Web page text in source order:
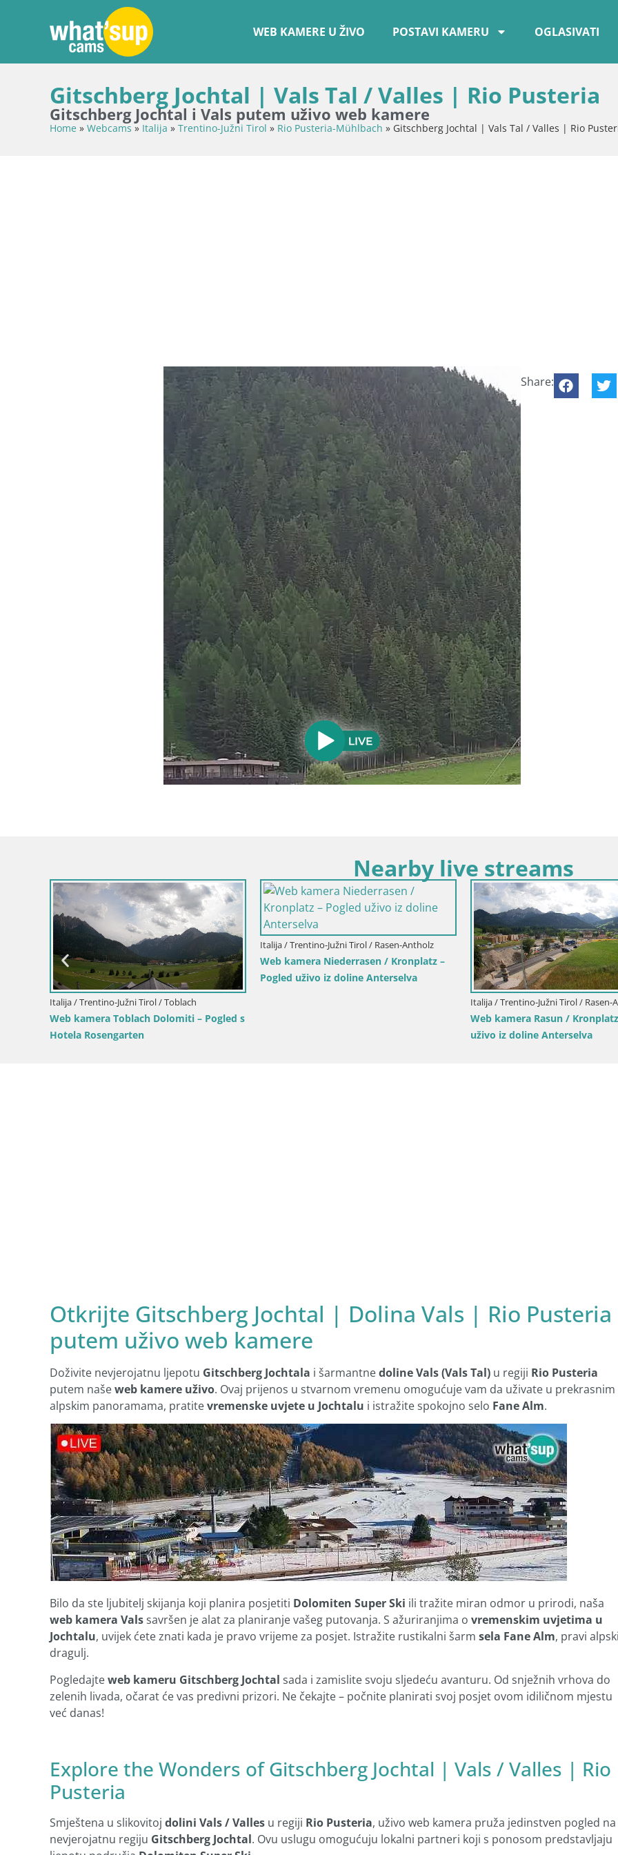
WEB KAMERE U ŽIVO POSTAVI KAMERU OGLASIVATI
Gitschberg Jochtal | Vals Tal / Valles | Rio Pusteria
Gitschberg Jochtal i Vals putem uživo web kamere
Home » Webcams » Italija » Trentino-Južni Tirol » Rio Pusteria-Mühlbach » Gitschberg Jochtal | Vals Tal / Valles | Rio
Share:
Nearby live streams
Italija / Trentino-Južni Tirol / Rio Pusteria-
Mühlbach
Web kamera Gitschlift / žičara Gitsch –
Gornja stanica (2.512 m)
Italija / Trentino-Južni Tirol / Bruneck
Kronplatz vrh | pogled na
Olang
Otkrijte Gitschberg Jochtal | Dolina Vals | Rio Pusteria
putem uživo web kamere
Doživite nevjerojatnu ljepotu Gitschberg Jochtala i šarmantnedoline Vals (Vals Tal) u regiji Rio Pusteria
putem našeweb kamere uživo. Ovaj prijenos u stvarnom vremenu omogućuje vam da uživate u prekrasnim
alpskim panoramama, pratitevremenske uvjete u Jochtalu i istražite spokojno selo Fane Alm.
Bilo da ste ljubitelj skijanja koji planira posjetiti Dolomiten Super Ski ili tražite miran odmor u prirodi, naša
web kamera Valssavršen je alat za planiranje vašeg putovanja. S ažuriranjima o vremenskim uvjetima u
Jochtalu, uvijek ćete znati kada je pravo vrijeme za posjet. Istražite rustikalni šarm sela Fane Alm, pravi alpski
dragulj.
Pogledajteweb kameru Gitschberg Jochtal sada i zamislite svoju sljedeću avanturu. Od snježnih vrhova do
zelenih livada, očarat će vas predivni prizori. Ne čekajte – počnite planirati svoj posjet ovom idiličnom mjestu
već danas!
Explore the Wonders of Gitschberg Jochtal | Vals / Valles | Rio
Pusteria
Smještena u slikovitoj dolini Vals / Valles u regiji Rio Pusteria, uživo web kamera pruža jedinstven pogled na
nevjerojatnu regiju Gitschberg Jochtal. Ovu uslugu omogućuju lokalni partneri koji s ponosom predstavljaju